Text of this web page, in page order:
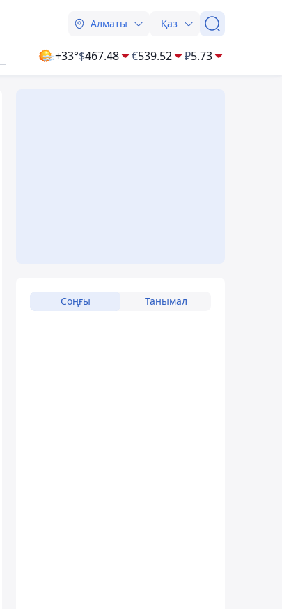
Алматы Қаз
+33°$467.48 €539.52 ₽5.73
Соңғы Танымал